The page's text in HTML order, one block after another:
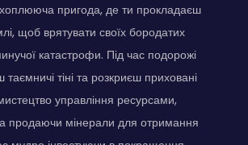
пригода, де ти прокладаєш
щоб врятувати своїх бородатих
катастрофи. Під час подорожі
таємничі тіні та розкриєш приховані
управління ресурсами,
продаючи мінерали для отримання